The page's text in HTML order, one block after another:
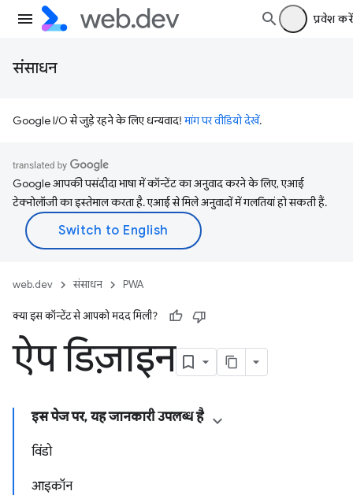
प्रवेश करें
संसाधन
Google I/O से जुड़े रहने के लिए धन्यवाद!मांग पर वीडियो देखें.
Google आपकी पसंदीदा भाषा में कॉन्टेंट का अनुवाद करने के लिए, एआई
टेक्नोलॉजी का इस्तेमाल करता है. एआई से मिले अनुवादों में गलतियां हो सकती हैं.
web.dev संसाधन PWA
क्या इस कॉन्टेंट से आपको मदद मिली?
ऐप डिज़ाइन
इस पेज पर, यह जानकारी उपलब्ध है
विंडो
आइकॉन